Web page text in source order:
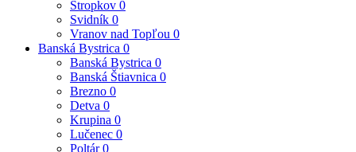
Stropkov 0
Svidník 0
Vranov nad Topľou 0
Banská Bystrica 0
Banská Bystrica 0
Banská Štiavnica 0
Brezno 0
Detva 0
Krupina 0
Lučenec 0
Poltár0